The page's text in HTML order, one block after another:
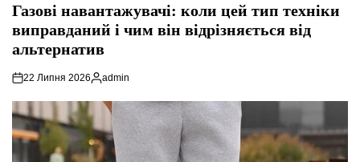
Газові навантажувачі: коли цей тип техніки
виправданий і чим він відрізняється від
альтернатив
22 Липня 2026
Опубліковано
admin